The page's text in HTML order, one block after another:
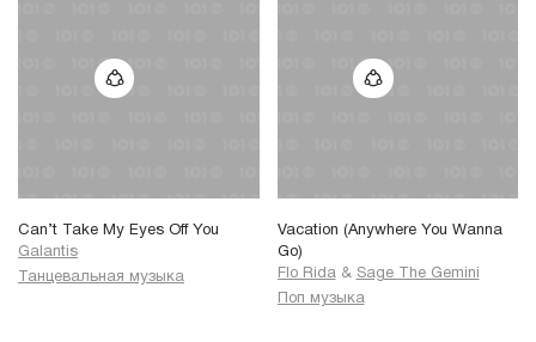
Can’t Take My Eyes Off You
Galantis
Танцевальная музыка
Vacation (Anywhere You Wanna
Go)
Flo Rida & Sage The Gemini
Поп музыка